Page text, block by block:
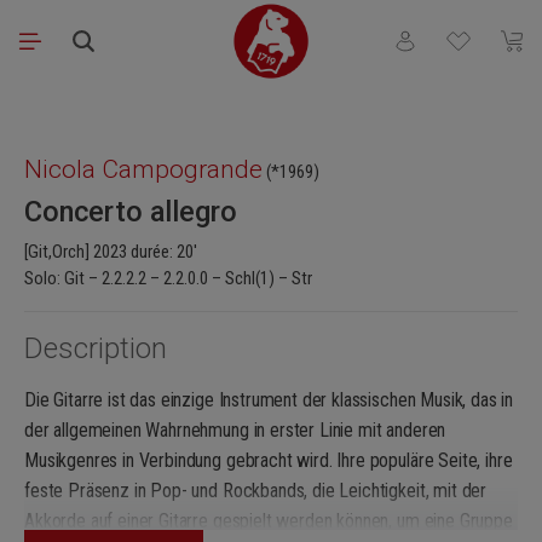
Passer au contenu principal
Vous avez 0Le
Nicola Campogrande (*1969)
Concerto allegro
[Git,Orch] 2023 durée: 20'
Solo: Git – 2.2.2.2 – 2.2.0.0 – Schl(1) – Str
Description
Die Gitarre ist das einzige Instrument der klassischen Musik, das in
der allgemeinen Wahrnehmung in erster Linie mit anderen
Musikgenres in Verbindung gebracht wird. Ihre populäre Seite, ihre
feste Präsenz in Pop- und Rockbands, die Leichtigkeit, mit der
Akkorde auf einer Gitarre gespielt werden können, um eine Gruppe